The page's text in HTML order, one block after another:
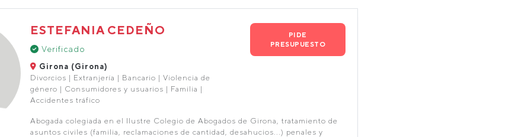
ESTEFANIA CEDEÑO
Verificado
Girona (Girona)
Divorcios | Extranjería | Bancario | Violencia de
género | Consumidores y usuarios | Familia |
Accidentes tráfico
PIDE
PRESUPUESTO
Abogada colegiada en el Ilustre Colegio de Abogados de Girona, tratamiento de
asuntos civiles (familia, reclamaciones de cantidad, desahucios...) penales y